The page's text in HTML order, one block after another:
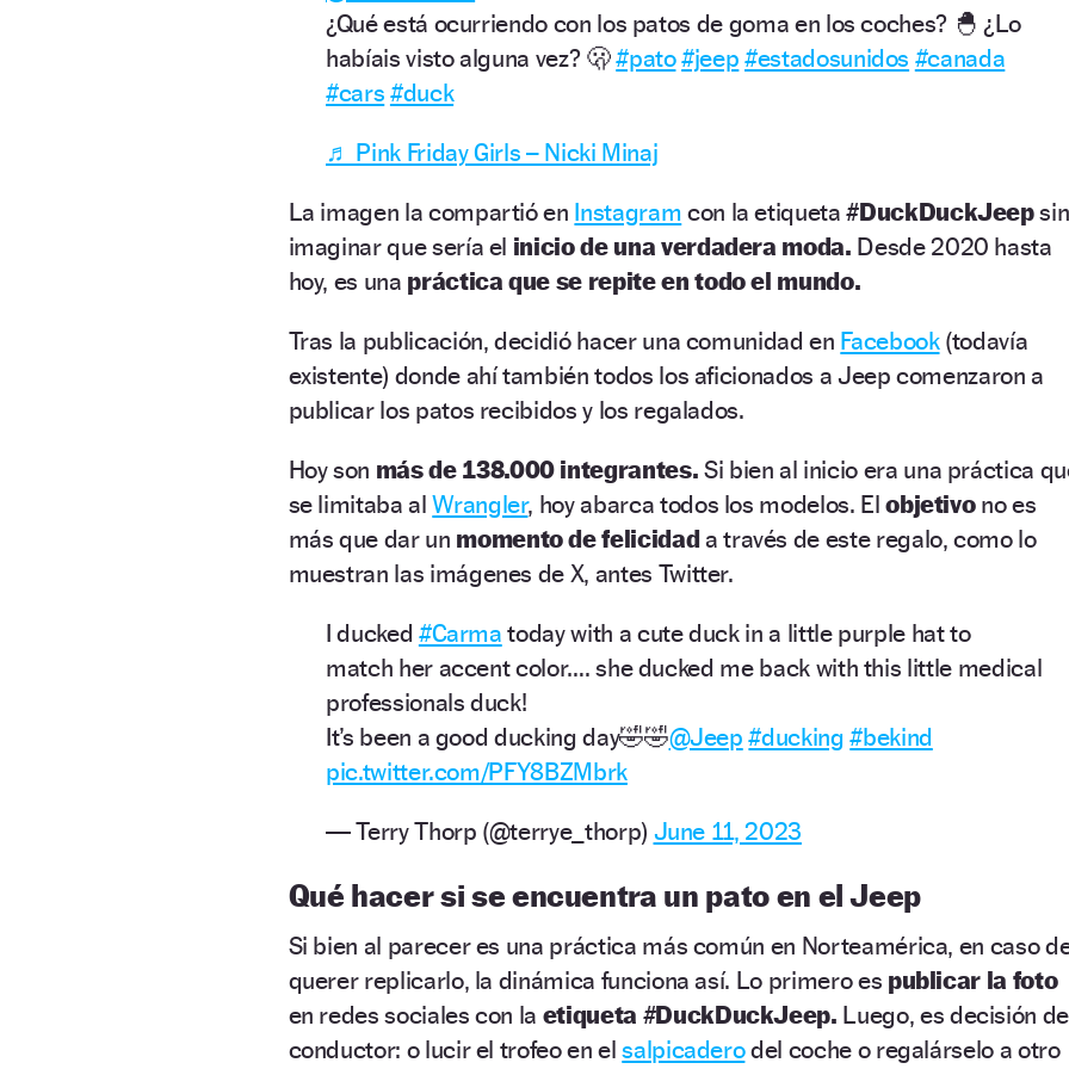
¿Qué está ocurriendo con los patos de goma en los coches? 🐣 ¿Lo
habíais visto alguna vez? 🫢#pato#jeep #estadosunidos #canada
#cars #duck
♬ Pink Friday Girls – Nicki Minaj
La imagen la compartió en Instagram con la etiqueta#DuckDuckJeepsin
imaginar que sería el inicio de una verdadera moda. Desde 2020 hasta
hoy, es una práctica que se repite en todo el mundo.
Tras la publicación, decidió hacer una comunidad en Facebook(todavía
existente) donde ahí también todos los aficionados a Jeep comenzaron a
publicar los patos recibidos y los regalados.
Hoy son más de 138.000 integrantes. Si bien al inicio era una práctica
se limitaba alWrangler, hoy abarca todos los modelos. Elobjetivo no es
más que dar un momento de felicidada través de este regalo, como lo
muestran las imágenes de X, antes Twitter.
I ducked #Carma today with a cute duck in a little purple hat to
match her accent color…. she ducked me back with this little medical
professionals duck!
It’s been a good ducking day🤣🤣@Jeep #ducking #bekind
pic.twitter.com/PFY8BZMbrk
— Terry Thorp (@terrye_thorp) June 11, 2023
Qué hacer si se encuentra un pato en el Jeep
Si bien al parecer es una práctica más común en Norteamérica, en caso
querer replicarlo, la dinámica funciona así. Lo primero es publicar la foto
en redes sociales con la etiqueta #DuckDuckJeep. Luego, es decisión
conductor: o lucir el trofeo en elsalpicaderodel coche o regalárselo a otro